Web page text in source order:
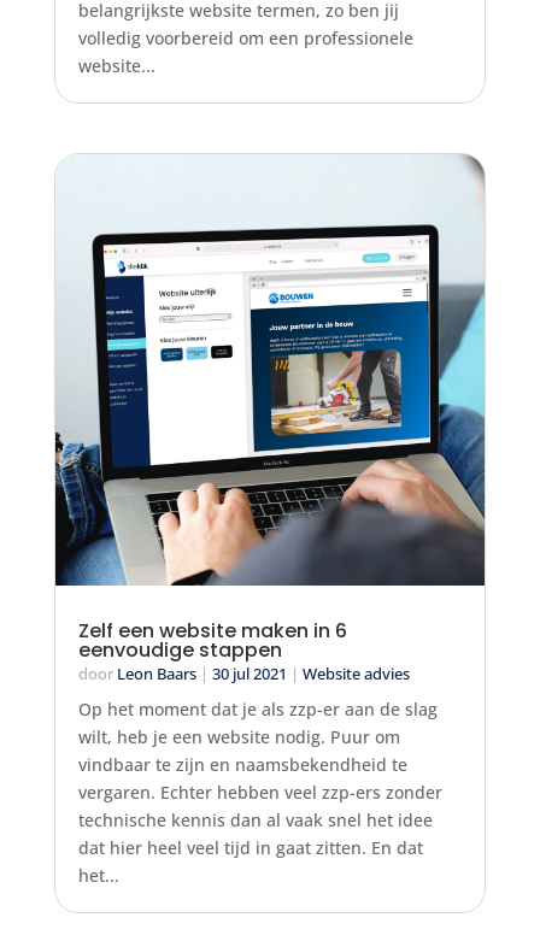
belangrijkste website termen, zo ben jij
volledig voorbereid om een professionele
website...
Zelf een website maken in 6
eenvoudige stappen
door Leon Baars| 30 jul 2021 | Website advies
Op het moment dat je als zzp-er aan de slag
wilt, heb je een website nodig. Puur om
vindbaar te zijn en naamsbekendheid te
vergaren. Echter hebben veel zzp-ers zonder
technische kennis dan al vaak snel het idee
dat hier heel veel tijd in gaat zitten. En dat
het...